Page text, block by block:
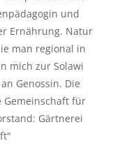
und
Ernährung. Natur
man regional in
mich zur Solawi
Genossin. Die
Gemeinschaft für
Gärtnerei